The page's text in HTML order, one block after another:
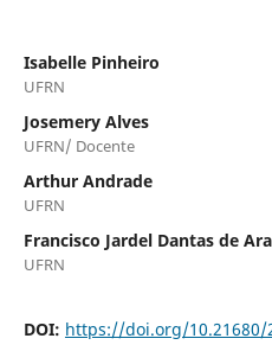
Isabelle Pinheiro
UFRN
Josemery Alves
UFRN/ Docente
Arthur Andrade
UFRN
Francisco Jardel Dantas de
UFRN
DOI: https://doi.org/10.21680/